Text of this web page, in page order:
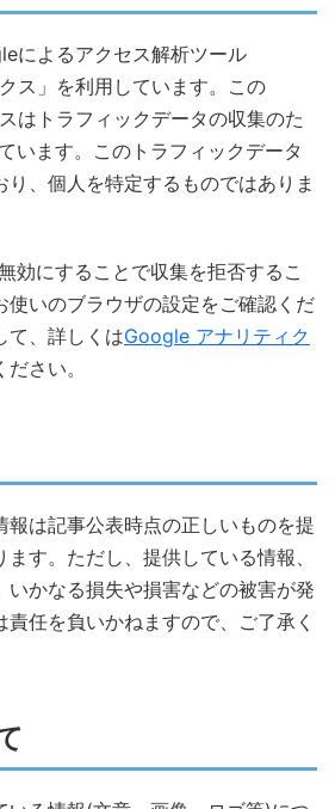
によるアクセス解析ツール
ス」を利用しています。この
はトラフィックデータの収集のた
います。このトラフィックデータ
り、個人を特定するものではありま
効にすることで収集を拒否するこ
使いのブラウザの設定をご確認くだ
て、詳しくはGoogle アナリティク
さい。
報は記事公表時点の正しいものを提
す。ただし、提供している情報、
いかなる損失や損害などの被害が発
任を負いかねますので、ご了承く